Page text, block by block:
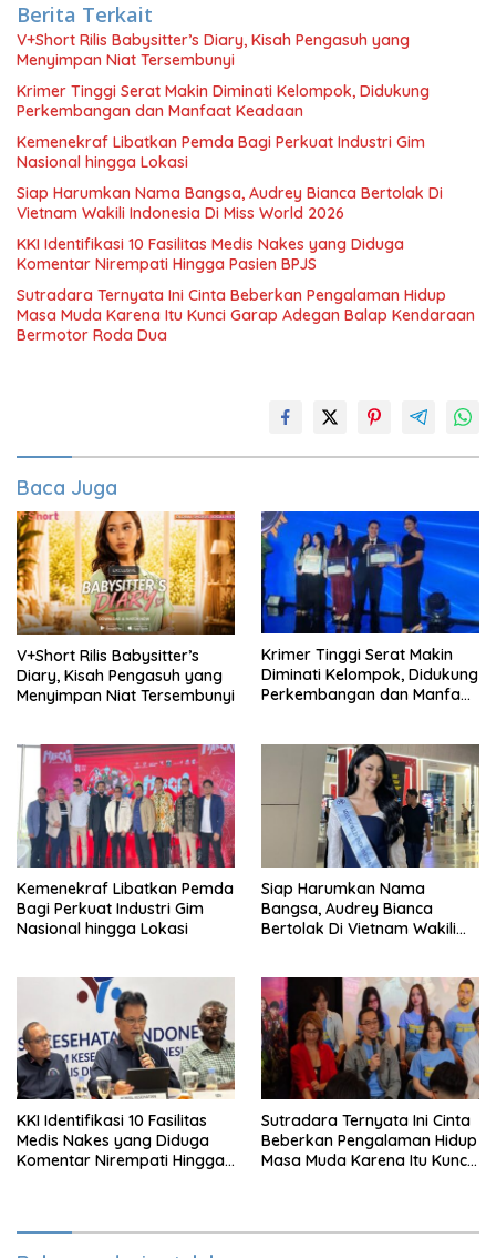
Berita Terkait
V+Short Rilis Babysitter’s Diary, Kisah Pengasuh yang
Menyimpan Niat Tersembunyi
Krimer Tinggi Serat Makin Diminati Kelompok, Didukung
Perkembangan dan Manfaat Keadaan
Kemenekraf Libatkan Pemda Bagi Perkuat Industri Gim
Nasional hingga Lokasi
Siap Harumkan Nama Bangsa, Audrey Bianca Bertolak Di
Vietnam Wakili Indonesia Di Miss World 2026
KKI Identifikasi 10 Fasilitas Medis Nakes yang Diduga
Komentar Nirempati Hingga Pasien BPJS
Sutradara Ternyata Ini Cinta Beberkan Pengalaman Hidup
Masa Muda Karena Itu Kunci Garap Adegan Balap Kendaraan
Bermotor Roda Dua
Baca Juga
V+Short Rilis Babysitter’s
Diary, Kisah Pengasuh yang
Menyimpan Niat Tersembunyi
Krimer Tinggi Serat Makin
Diminati Kelompok, Didukung
Perkembangan dan Manfaat
Kemenekraf Libatkan Pemda
Bagi Perkuat Industri Gim
Nasional hingga Lokasi
Siap Harumkan Nama
Bangsa, Audrey Bianca
Bertolak Di Vietnam Wakili
KKI Identifikasi 10 Fasilitas
Medis Nakes yang Diduga
Komentar Nirempati Hingga
Sutradara Ternyata Ini Cinta
Beberkan Pengalaman Hidup
Masa Muda Karena Itu Kunci